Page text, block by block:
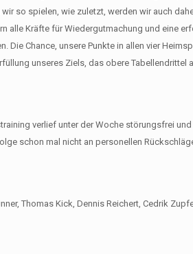
so spielen, wie zuletzt, werden wir auch
alle Kräfte für Wiedergutmachung und eine
Chance, unsere Punkte in allen vier
unseres Ziels, das obere Tabellendrittel
verlief unter der Woche störungsfrei
schon mal nicht an personellen
Thomas Kick, Dennis Reichert, Cedrik